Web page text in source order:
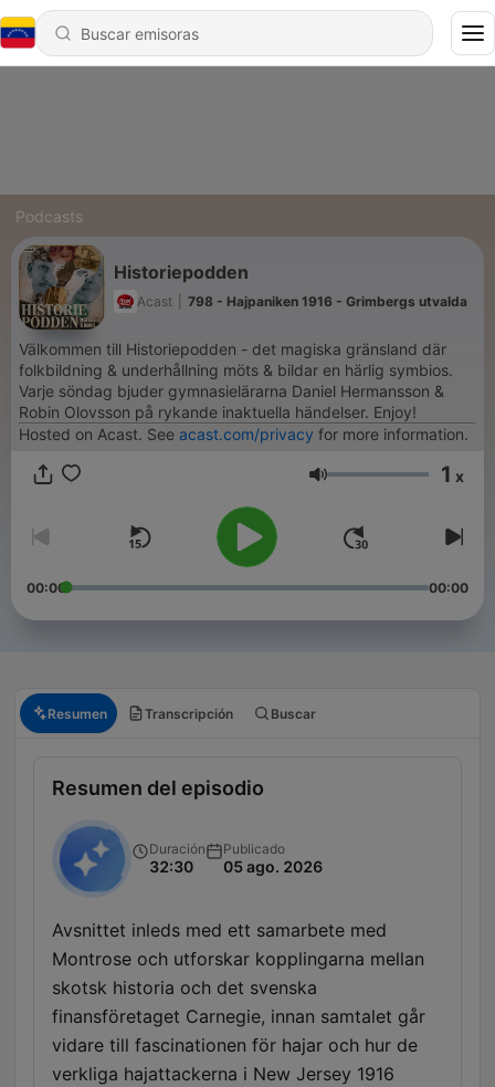
Podcasts
Historiepodden
Acast 798 - Hajpaniken 1916 - Grimbergs utvalda
Välkommen till Historiepodden - det magiska gränsland där
folkbildning & underhållning möts & bildar en härlig symbios.
Varje söndag bjuder gymnasielärarna Daniel Hermansson &
Robin Olovsson på rykande inaktuella händelser. Enjoy!
Hosted on Acast. See acast.com/privacy for more information.
Volumen 1 x
00:00 00:00
Resumen Transcripción Buscar
Resumen del episodio
Duración
32:30
Publicado
05 ago. 2026
Avsnittet inleds med ett samarbete med
Montrose och utforskar kopplingarna mellan
skotsk historia och det svenska
finansföretaget Carnegie, innan samtalet går
vidare till fascinationen för hajar och hur de
verkliga hajattackerna i New Jersey 1916